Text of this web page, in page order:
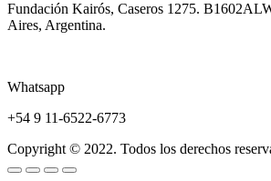
Fundación Kairós, Caseros 1275.
Aires, Argentina.
Whatsapp
+54 9 11-6522-6773
Copyright © 2022. Todos los derechos